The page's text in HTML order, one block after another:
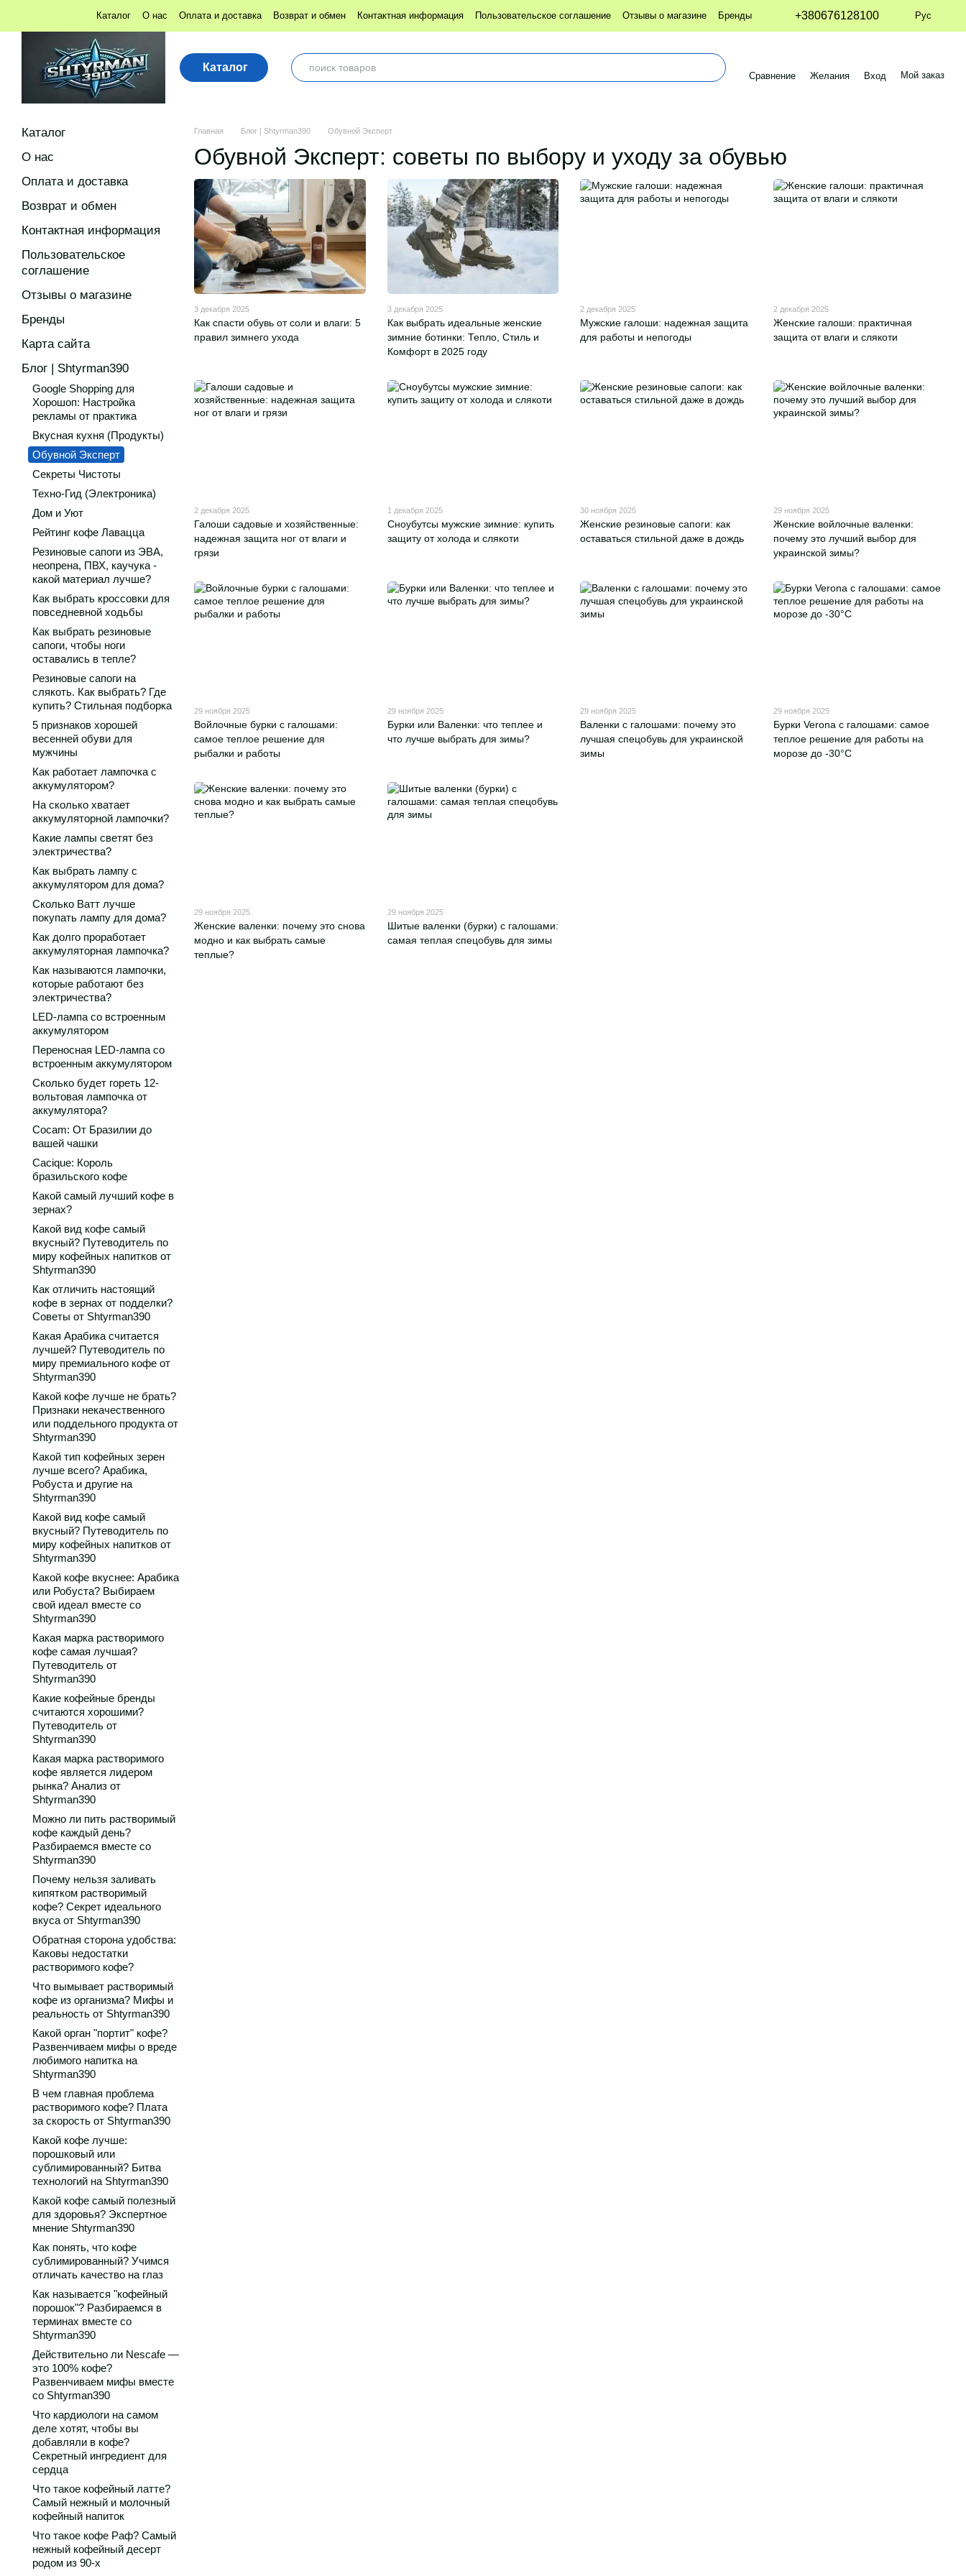
Перейти к основному контенту
Каталог О нас Оплата и доставка Возврат и обмен Контактная информация Пользовательское соглашение Отзывы о магазине
Бренды
Блог | Shtyrman390
Публичная оферта
+380676128100 Рус
Каталог
Сравнение Желания Вход Мой заказ
Главная Блог | Shtyrman390 Обувной Эксперт
Обувной Эксперт: советы по выбору и уходу за обувью
3 декабря 2025
Как спасти обувь от соли и влаги: 5
правил зимнего ухода
3 декабря 2025
Как выбрать идеальные женские
зимние ботинки: Тепло, Стиль и
Комфорт в 2025 году
2 декабря 2025
Мужские галоши: надежная защита
для работы и непогоды
2 декабря 2025
Женские галоши: практичная
защита от влаги и слякоти
2 декабря 2025
Галоши садовые и хозяйственные:
надежная защита ног от влаги и
грязи
1 декабря 2025
Сноубутсы мужские зимние: купить
защиту от холода и слякоти
30 ноября 2025
Женские резиновые сапоги: как
оставаться стильной даже в дождь
29 ноября 2025
Женские войлочные валенки:
почему это лучший выбор для
украинской зимы?
29 ноября 2025
Войлочные бурки с галошами:
самое теплое решение для
рыбалки и работы
29 ноября 2025
Бурки или Валенки: что теплее и
что лучше выбрать для зимы?
29 ноября 2025
Валенки с галошами: почему это
лучшая спецобувь для украинской
зимы
29 ноября 2025
Бурки Verona с галошами: самое
теплое решение для работы на
морозе до -30°С
29 ноября 2025
Женские валенки: почему это снова
модно и как выбрать самые
теплые?
29 ноября 2025
Шитые валенки (бурки) с галошами:
самая теплая спецобувь для зимы
Каталог
О нас
Оплата и доставка
Возврат и обмен
Контактная информация
Пользовательское
соглашение
Отзывы о магазине
Бренды
Карта сайта
Блог | Shtyrman390
Google Shopping для
Хорошоп: Настройка
рекламы от практика
Вкусная кухня (Продукты)
Обувной Эксперт
Секреты Чистоты
Техно-Гид (Электроника)
Дом и Уют
Рейтинг кофе Лавацца
Резиновые сапоги из ЭВА,
неопрена, ПВХ, каучука -
какой материал лучше?
Как выбрать кроссовки для
повседневной ходьбы
Как выбрать резиновые
сапоги, чтобы ноги
оставались в тепле?
Резиновые сапоги на
слякоть. Как выбрать? Где
купить? Стильная подборка
5 признаков хорошей
весенней обуви для
мужчины
Как работает лампочка с
аккумулятором?
На сколько хватает
аккумуляторной лампочки?
Какие лампы светят без
электричества?
Как выбрать лампу с
аккумулятором для дома?
Сколько Ватт лучше
покупать лампу для дома?
Как долго проработает
аккумуляторная лампочка?
Как называются лампочки,
которые работают без
электричества?
LED-лампа со встроенным
аккумулятором
Переносная LED-лампа со
встроенным аккумулятором
Сколько будет гореть 12-
вольтовая лампочка от
аккумулятора?
Cocam: От Бразилии до
вашей чашки
Cacique: Король
бразильского кофе
Какой самый лучший кофе в
зернах?
Какой вид кофе самый
вкусный? Путеводитель по
миру кофейных напитков от
Shtyrman390
Как отличить настоящий
кофе в зернах от подделки?
Советы от Shtyrman390
Какая Арабика считается
лучшей? Путеводитель по
миру премиального кофе от
Shtyrman390
Какой кофе лучше не брать?
Признаки некачественного
или поддельного продукта от
Shtyrman390
Какой тип кофейных зерен
лучше всего? Арабика,
Робуста и другие на
Shtyrman390
Какой вид кофе самый
вкусный? Путеводитель по
миру кофейных напитков от
Shtyrman390
Какой кофе вкуснее: Арабика
или Робуста? Выбираем
свой идеал вместе со
Shtyrman390
Какая марка растворимого
кофе самая лучшая?
Путеводитель от
Shtyrman390
Какие кофейные бренды
считаются хорошими?
Путеводитель от
Shtyrman390
Какая марка растворимого
кофе является лидером
рынка? Анализ от
Shtyrman390
Можно ли пить растворимый
кофе каждый день?
Разбираемся вместе со
Shtyrman390
Почему нельзя заливать
кипятком растворимый
кофе? Секрет идеального
вкуса от Shtyrman390
Обратная сторона удобства:
Каковы недостатки
растворимого кофе?
Что вымывает растворимый
кофе из организма? Мифы и
реальность от Shtyrman390
Какой орган "портит" кофе?
Развенчиваем мифы о вреде
любимого напитка на
Shtyrman390
В чем главная проблема
растворимого кофе? Плата
за скорость от Shtyrman390
Какой кофе лучше:
порошковый или
сублимированный? Битва
технологий на Shtyrman390
Какой кофе самый полезный
для здоровья? Экспертное
мнение Shtyrman390
Как понять, что кофе
сублимированный? Учимся
отличать качество на глаз
Как называется "кофейный
порошок"? Разбираемся в
терминах вместе со
Shtyrman390
Действительно ли Nescafe —
это 100% кофе?
Развенчиваем мифы вместе
со Shtyrman390
Что кардиологи на самом
деле хотят, чтобы вы
добавляли в кофе?
Секретный ингредиент для
сердца
Что такое кофейный латте?
Самый нежный и молочный
кофейный напиток
Что такое кофе Раф? Самый
нежный кофейный десерт
родом из 90-х